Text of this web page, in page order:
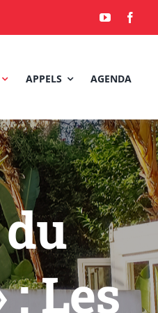
APPELS AGENDA
Les